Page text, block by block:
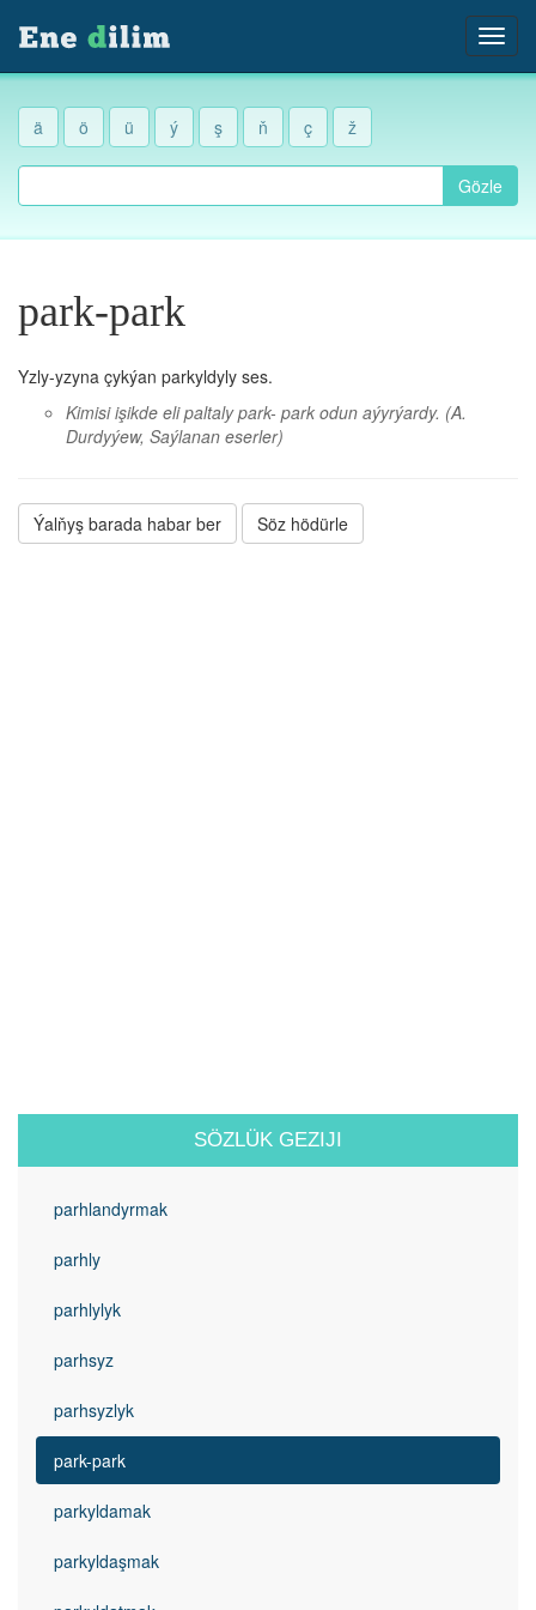
ä ö ü ý ş ň ç ž
Gözle
park-park
Yzly-yzyna çykýan parkyldyly ses.
Kimisi işikde eli paltaly park- park odun aýyrýardy. (A.
Durdyýew, Saýlanan eserler)
Ýalňyş barada habar ber Söz hödürle
SÖZLÜK GEZIJI
parhlandyrmak
parhly
parhlylyk
parhsyz
parhsyzlyk
park-park
parkyldamak
parkyldaşmak